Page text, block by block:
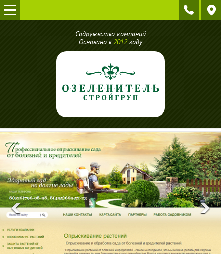
Содружество компаний
Основано в 2012году